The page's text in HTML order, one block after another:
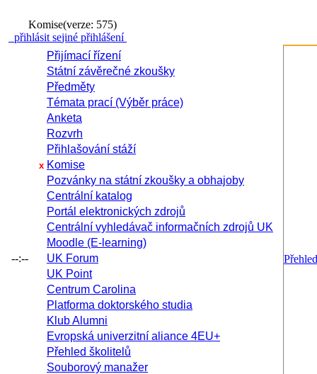
Komise(verze: 575)
přihlásit sejiné přihlášení
--:--
Přijímací řízení
Státní závěrečné zkoušky
Předměty
Témata prací (Výběr práce)
Anketa
Rozvrh
Přihlašování stáží
x Komise
Pozvánky na státní zkoušky a obhajoby
Centrální katalog
Portál elektronických zdrojů
Centrální vyhledávač informačních zdrojů UK
Moodle (E-learning)
UK Forum
UK Point
Centrum Carolina
Platforma doktorského studia
Klub Alumni
Evropská univerzitní aliance 4EU+
Přehled školitelů
Souborový manažer
Přehled